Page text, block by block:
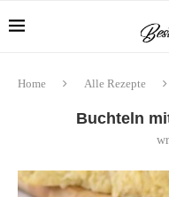
Home Alle Rezepte
Buchteln